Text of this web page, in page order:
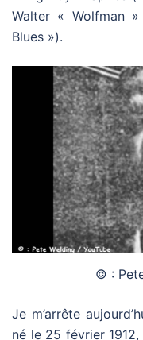
Walter « Wolfman
Blues »).
© :
Je m’arrête
né le 25 février